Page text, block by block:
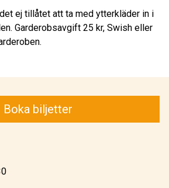
Boka biljetter
ej tillåtet att ta med ytterkläder in i
Garderobsavgift 25 kr, Swish eller